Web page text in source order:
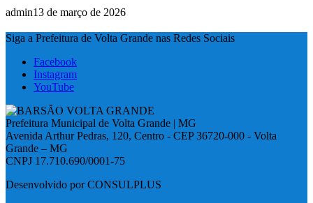
admin13 de março de 2026
Siga a Prefeitura de Volta Grande nas Redes Sociais
Facebook
Instagram
YouTube
Prefeitura Municipal de Volta Grande | MG
Avenida Arthur Pedras, 120, Centro - CEP 36720-000 - Volta
Grande – MG
CNPJ 17.710.690/0001-75
Desenvolvido por CONSULPLUS